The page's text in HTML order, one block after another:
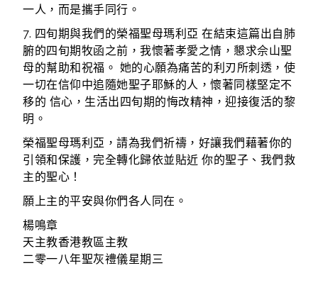
一人，而是攜手同行。
7. 四旬期與我們的榮福聖母瑪利亞 在結束這篇出自肺
腑的四旬期牧函之前，我懷著孝愛之情，懇求佘山聖
母的幫助和祝福。 她的心願為痛苦的利刃所刺透，使
一切在信仰中追隨她聖子耶穌的人，懷著同樣堅定不
移的 信心，生活出四旬期的悔改精神，迎接復活的黎
明。
榮福聖母瑪利亞，請為我們祈禱，好讓我們藉著你的
引領和保護，完全轉化歸依並貼近 你的聖子、我們救
主的聖心！
願上主的平安與你們各人同在。
楊鳴章
天主教香港教區主教
二零一八年聖灰禮儀星期三